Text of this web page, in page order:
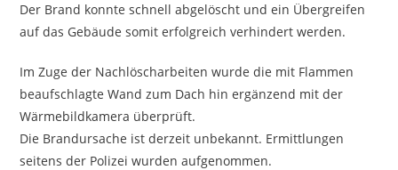
Der Brand konnte schnell abgelöscht und ein Übergreifen
auf das Gebäude somit erfolgreich verhindert werden.
Im Zuge der Nachlöscharbeiten wurde die mit Flammen
beaufschlagte Wand zum Dach hin ergänzend mit der
Wärmebildkamera überprüft.
Die Brandursache ist derzeit unbekannt. Ermittlungen
seitens der Polizei wurden aufgenommen.